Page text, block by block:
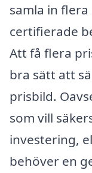
samla in
certifierade
Att få flera
bra sätt att
prisbild.
som vill
investering,
behöver en